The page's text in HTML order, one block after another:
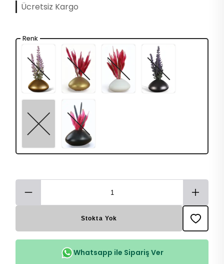
Ücretsiz Kargo
Renk
Stokta Yok
Whatsapp ile Sipariş Ver